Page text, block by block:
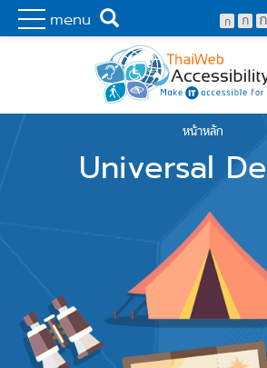
menu
Skip to main content
พัฒนาเว็บไซต์ที่ทุกคนเข้าถึงได้ที่แรก
Search
หน้าหลัก
Universal